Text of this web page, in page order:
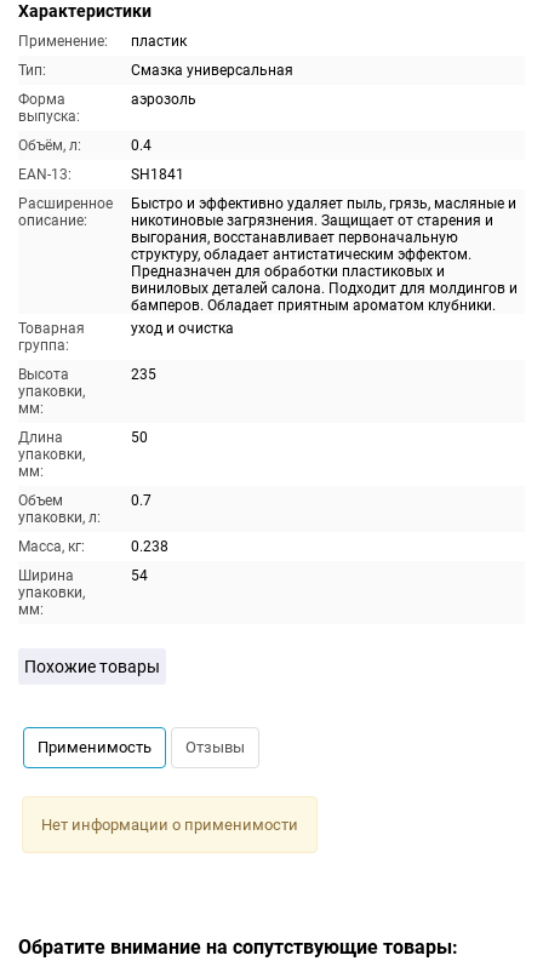
Характеристики
Применение:
пластик
Тип:
Смазка универсальная
Форма
выпуска:
аэрозоль
Объём, л:
0.4
EAN-13:
SH1841
Расширенное
описание:
Быстро и эффективно удаляет пыль, грязь, масляные и
никотиновые загрязнения. Защищает от старения и
выгорания, восстанавливает первоначальную
структуру, обладает антистатическим эффектом.
Предназначен для обработки пластиковых и
виниловых деталей салона. Подходит для молдингов и
бамперов. Обладает приятным ароматом клубники.
Товарная
группа:
уход и очистка
Высота
упаковки,
мм:
235
Длина
упаковки,
мм:
50
Объем
упаковки, л:
0.7
Масса, кг:
0.238
Ширина
упаковки,
мм:
54
Похожие товары
Применимость Отзывы
Нет информации о применимости
Обратите внимание на сопутствующие товары: